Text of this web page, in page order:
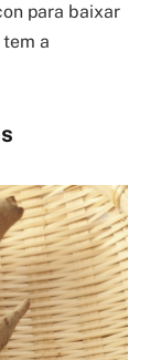
para baixar
a